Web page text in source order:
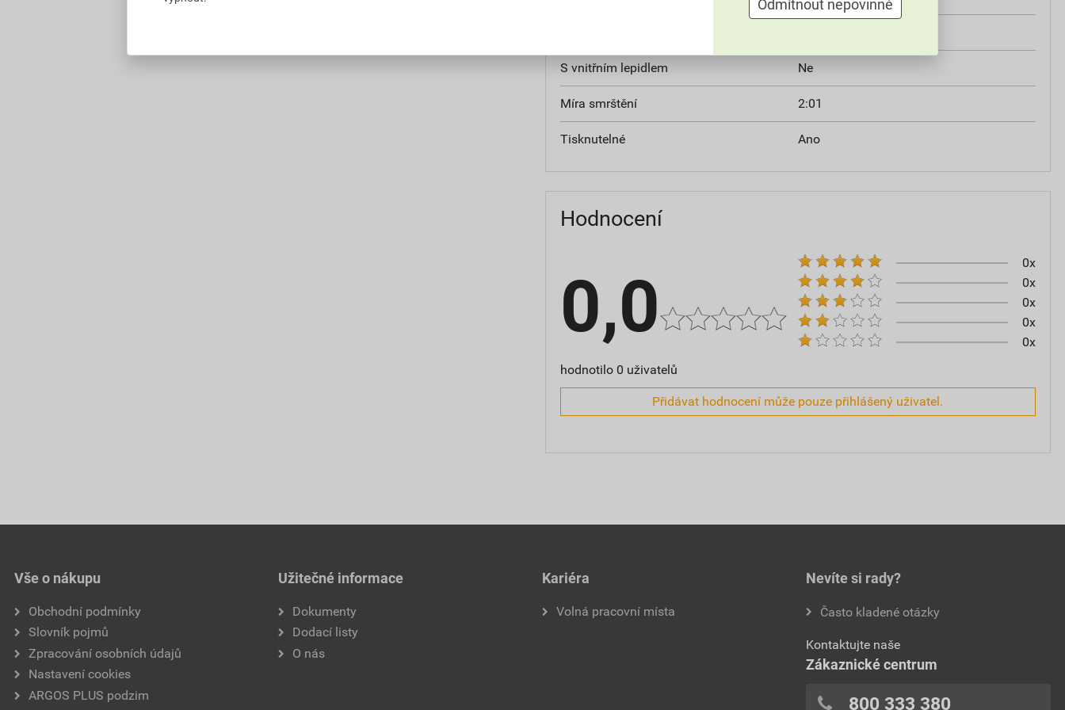
S vnitřním lepidlem Ne
Míra smrštění 2:01
Tisknutelné Ano
Hodnocení
0,0
hodnotilo 0 uživatelů
0x
0x
0x
0x
0x
Přidávat hodnocení může pouze přihlášený uživatel.
Vše o nákupu
Obchodní podmínky
Slovník pojmů
Zpracování osobních údajů
Nastavení cookies
ARGOS PLUS podzim
Užitečné informace
Dokumenty
Dodací listy
O nás
Kariéra
Volná pracovní místa
Nevíte si rady?
Často kladené otázky
Kontaktujte naše
Zákaznické centrum
800 333 380
Odmítnout nepovinné